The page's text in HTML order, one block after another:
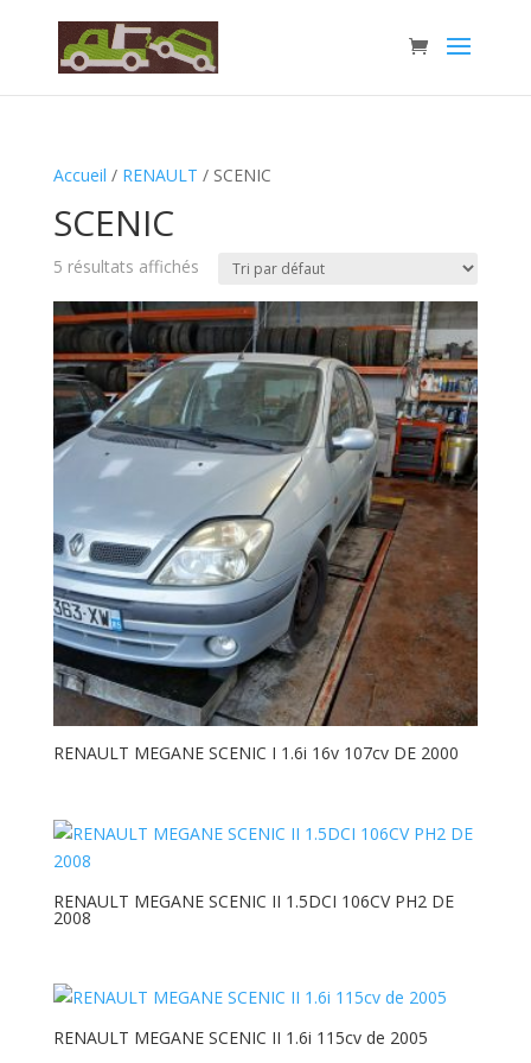
Accueil / RENAULT / SCENIC
SCENIC
5 résultats affichés
RENAULT MEGANE SCENIC I 1.6i 16v 107cv DE 2000
RENAULT MEGANE SCENIC II 1.5DCI 106CV PH2 DE
2008
RENAULT MEGANE SCENIC II 1.6i 115cv de 2005